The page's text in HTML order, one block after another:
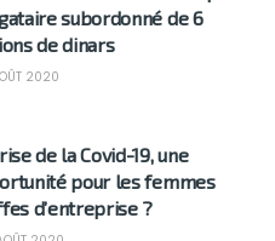
subordonné de 6
de dinars
2020
de la Covid-19, une
pour les femmes
d’entreprise ?